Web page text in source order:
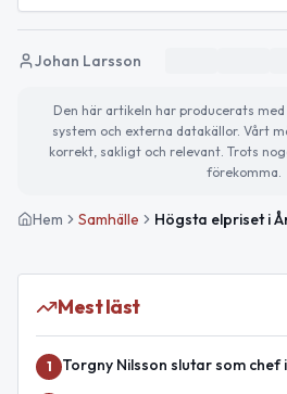
Johan Larsson
Den här artikeln har producerats
system och externa datakällor. Vårt
korrekt, sakligt och relevant. Trots
förekomma.
Hem Samhälle Högsta elpriset i
Mest läst
1
Torgny Nilsson slutar som chef